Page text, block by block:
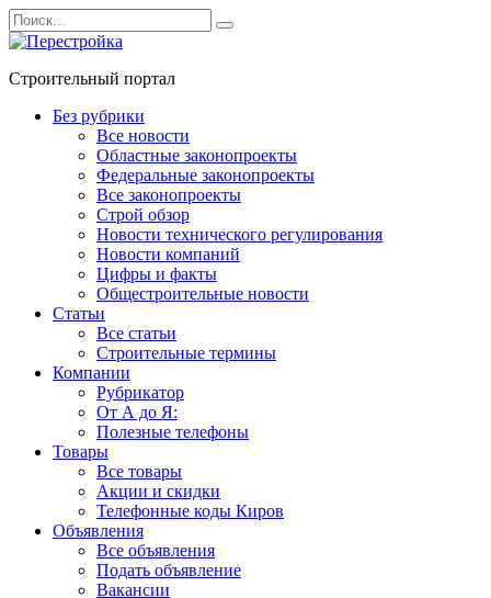
Перейти
к
содержанию
Search
for:
Строительный портал
Без рубрики
Все новости
Областные законопроекты
Федеральные законопроекты
Все законопроекты
Строй обзор
Новости технического регулирования
Новости компаний
Цифры и факты
Общестроительные новости
Статьи
Все статьи
Строительные термины
Компании
Рубрикатор
От А до Я:
Полезные телефоны
Товары
Все товары
Акции и скидки
Телефонные коды Киров
Объявления
Все объявления
Подать объявление
Вакансии